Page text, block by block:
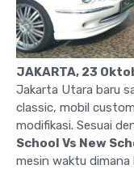
JAKARTA, 23
Jakarta Utara baru
classic, mobil
modifikasi. Sesuai
School Vs New
mesin waktu dimana